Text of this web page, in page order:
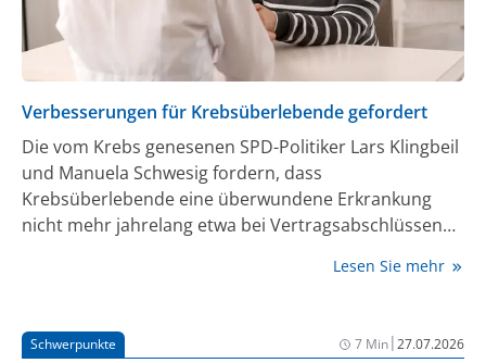
Verbesserungen für Krebsüberlebende gefordert
Die vom Krebs genesenen SPD-Politiker Lars Klingbeil
und Manuela Schwesig fordern, dass
Krebsüberlebende eine überwundene Erkrankung
nicht mehr jahrelang etwa bei Vertragsabschlüssen
Lesen Sie mehr
Schwerpunkte 7 Min|27.07.2026